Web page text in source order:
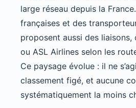
large réseau depuis la
françaises et des
proposent aussi des liaisons,
ou ASL Airlines selon les
Ce paysage évolue : il ne
classement figé, et aucune
systématiquement la moins